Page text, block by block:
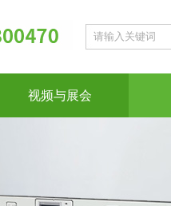
视频与展会